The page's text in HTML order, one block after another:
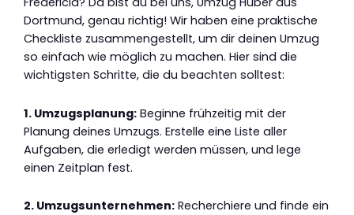
Dortmund, genau richtig! Wir haben eine praktische
Checkliste zusammengestellt, um dir deinen Umzug
so einfach wie möglich zu machen. Hier sind die
wichtigsten Schritte, die du beachten solltest:
1. Umzugsplanung: Beginne frühzeitig mit der
Planung deines Umzugs. Erstelle eine Liste aller
Aufgaben, die erledigt werden müssen, und lege
einen Zeitplan fest.
2. Umzugsunternehmen: Recherchiere und finde ein